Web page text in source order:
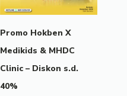
Promo Hokben X
Medikids & MHDC
Clinic – Diskon s.d.
40%